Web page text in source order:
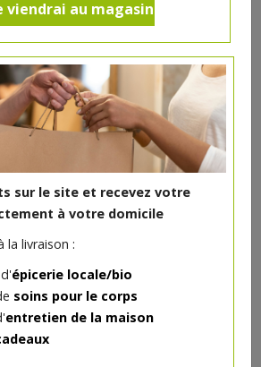
viendrai au magasin
sur le site et recevez votre
à votre domicile
la livraison :
épicerie locale/bio
soins pour le corps
entretien de la maison
CATÉGORIE ...
bio 200ml Ecomil